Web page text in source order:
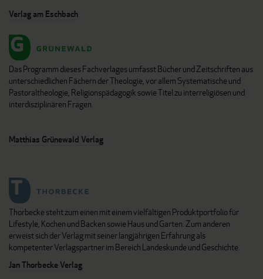
Verlag am Eschbach
Das Programm dieses Fachverlages umfasst Bücher und Zeitschriften aus
unterschiedlichen Fächern der Theologie, vor allem Systematische und
Pastoraltheologie, Religionspädagogik sowie Titel zu interreligiösen und
interdisziplinären Fragen.
Matthias Grünewald Verlag
Thorbecke steht zum einen mit einem vielfältigen Produktportfolio für
Lifestyle, Kochen und Backen sowie Haus und Garten. Zum anderen
erweist sich der Verlag mit seiner langjährigen Erfahrung als
kompetenter Verlagspartner im Bereich Landeskunde und Geschichte.
Jan Thorbecke Verlag